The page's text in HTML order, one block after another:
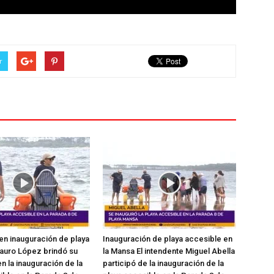
inauguración de playa
López brindó su
la inauguración de la
Inauguración de playa accesible en
la Mansa El intendente Miguel Abella
participó de la inauguración de la